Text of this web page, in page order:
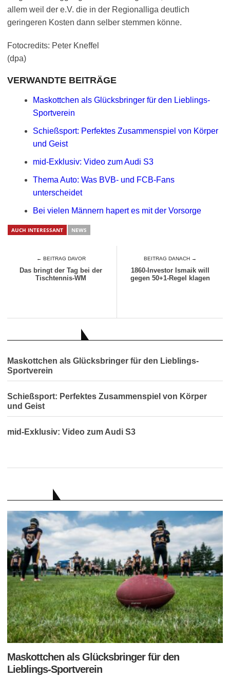
allem weil der e.V. die in der Regionalliga deutlich
geringeren Kosten dann selber stemmen könne.
Fotocredits: Peter Kneffel
(dpa)
VERWANDTE BEITRÄGE
Maskottchen als Glücksbringer für den Lieblings-
Sportverein
Schießsport: Perfektes Zusammenspiel von Körper
und Geist
mid-Exklusiv: Video zum Audi S3
Thema Auto: Was BVB- und FCB-Fans
unterscheidet
Bei vielen Männern hapert es mit der Vorsorge
AUCH INTERESSANT NEWS
← BEITRAG DAVOR
Das bringt der Tag bei der
Tischtennis-WM
BEITRAG DANACH →
1860-Investor Ismaik will
gegen 50+1-Regel klagen
Maskottchen als Glücksbringer für den Lieblings-
Sportverein
Schießsport: Perfektes Zusammenspiel von Körper
und Geist
mid-Exklusiv: Video zum Audi S3
Maskottchen als Glücksbringer für den
Lieblings-Sportverein